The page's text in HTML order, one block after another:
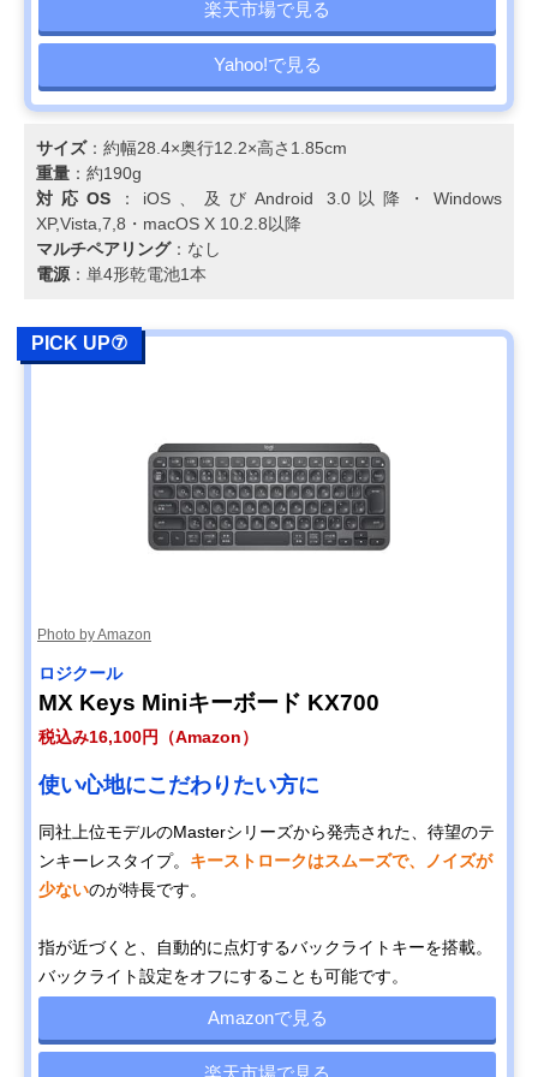
楽天市場で見る
Yahoo!で見る
サイズ：約幅28.4×奥行12.2×高さ1.85cm
重量 ：約190g
対応OS：iOS、及びAndroid 3.0以降・Windows
XP,Vista,7,8・macOS X 10.2.8以降
マルチペアリング：なし
電源 ：単4形乾電池1本
PICK UP⑦
Photo by Amazon
ロジクール
MX Keys Miniキーボード KX700
税込み16,100円（Amazon）
使い心地にこだわりたい方に
同社上位モデルのMasterシリーズから発売された、待望のテ
ンキーレスタイプ。 キーストロークはスムーズで、ノイズが
少ないのが特長です。
指が近づくと、自動的に点灯するバックライトキーを搭載。
バックライト設定をオフにすることも可能です。
Amazonで見る
楽天市場で見る